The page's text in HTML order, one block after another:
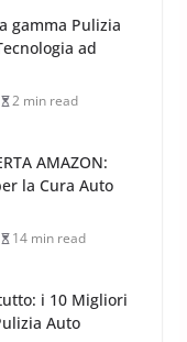
Reedijk
3 min read
AMAZON:
la Cura Auto
14 min read
i 10 Migliori
Auto
Idropulitrice?
2 min read